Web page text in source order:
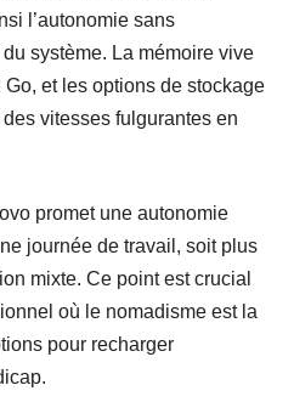
l’autonomie sans
système. La mémoire vive
Go, et les options de stockage
vitesses fulgurantes en
promet une autonomie
journée de travail, soit plus
mixte. Ce point est crucial
où le nomadisme est la
pour recharger